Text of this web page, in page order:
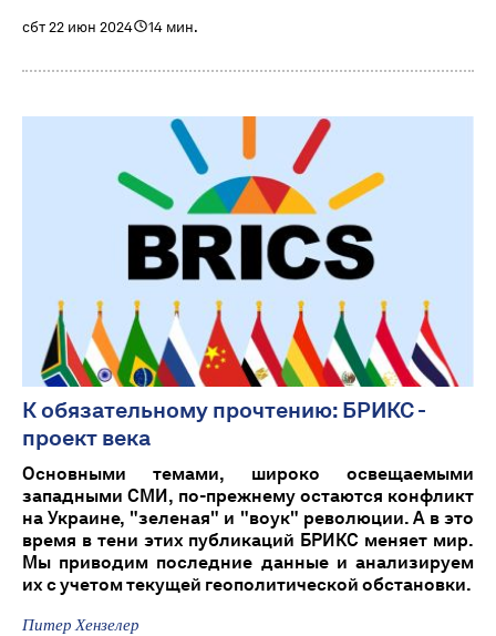
сбт 22 июн 2024 14 мин.
К обязательному прочтению: БРИКС -
проект века
Основными темами, широко освещаемыми
западными СМИ, по-прежнему остаются конфликт
на Украине, "зеленая" и "воук" революции. А в это
время в тени этих публикаций БРИКС меняет мир.
Мы приводим последние данные и анализируем
их с учетом текущей геополитической обстановки.
Питер Хензелер